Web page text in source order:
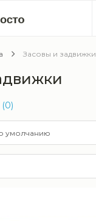
Засовы и задвижки